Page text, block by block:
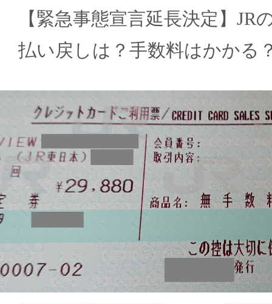
【緊急事態宣言延長決定】JR
払い戻しは？手数料はかかる